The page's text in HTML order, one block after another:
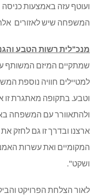
ועוטף עזה באמצעות
המשפחה שיש לאזורים
מנכ"לית רשות הטבע
שמתקיים המיזם המשותף
למטיילים חוויה נוספת
וטבע. בתקופה מאתגרת זו
ולהתאוורר עם המשפחה
ארצנו ובדרך זו גם לחזק
המקומיים ואת עשרות
ושקט".
לאור הצלחת הפרויקט